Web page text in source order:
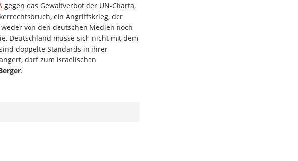
gegen das Gewaltverbot der UN-Charta,
ein Angriffskrieg, der
von den deutschen Medien noch
Deutschland müsse sich nicht mit dem
doppelte Standards in ihrer
darf zum israelischen
.